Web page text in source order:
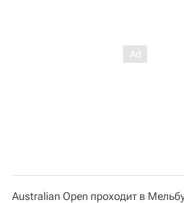
Australian Open проходит в